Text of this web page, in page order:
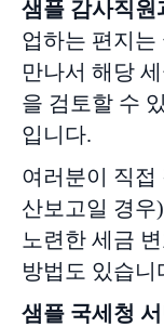
샘플 감사직원
업하는 편지는
만나서 해당
을 검토할 수
입니다.
여러분이 직접
산보고일 경우
노련한 세금
방법도 있습니
샘플 국세청